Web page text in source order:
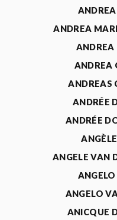
ANDREA
ANDREA
ANDREA
ANDREAS
ANDRÉE
ANDRÉE
ANGELE VAN
ANGELO
ANICQUE